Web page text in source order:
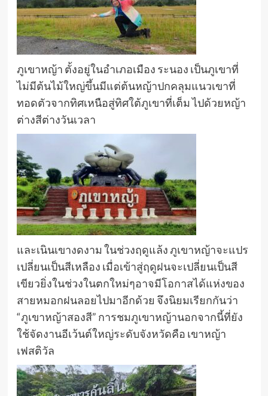
ภูเขาหญ้า ตั้งอยู่ในอำเภอเมือง ระนอง เป็นภูเขาที่
ไม่มีต้นไม้ใหญ่ขึ้นมีแต่ต้นหญ้าปกคลุมแนวเขาที่
ทอดตัวจากทิศเหนือสู่ทิศใต้ภูเขาที่เต็ม ไปด้วยหญ้า
ต่างสีต่างวันเวลา
และเนินเขางดงาม ในช่วงฤดูแล้ง ภูเขาหญ้าจะแปร
เปลี่ยนเป็นสีเหลือง เมื่อเข้าสู่ฤดูฝนจะเปลี่ยนเป็นสี
เขียวยิ่งในช่วงในตกใหม่ๆอาจมีโอกาสได้แห่งของ
สายหมอกฝนลอยไปมาอีกด้วย จึงนิยมเรียกกันว่า
“ภูเขาหญ้าสองสี” การชมภูเขาหญ้านอกจากนี้ที่ยัง
ใช้จัดงานอีเว้นต์ใหญ่ระดับจังหวัดคือ เขาหญ้า
เฟสติวัล